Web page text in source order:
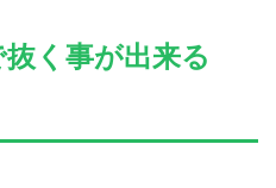
抜く事が出来る